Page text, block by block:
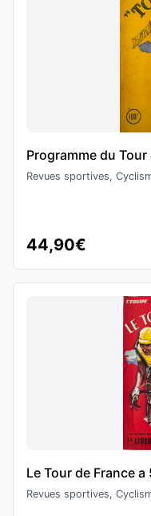
Programme du
Revues sportives,
44,90€
Le Tour de France
Revues sportives,